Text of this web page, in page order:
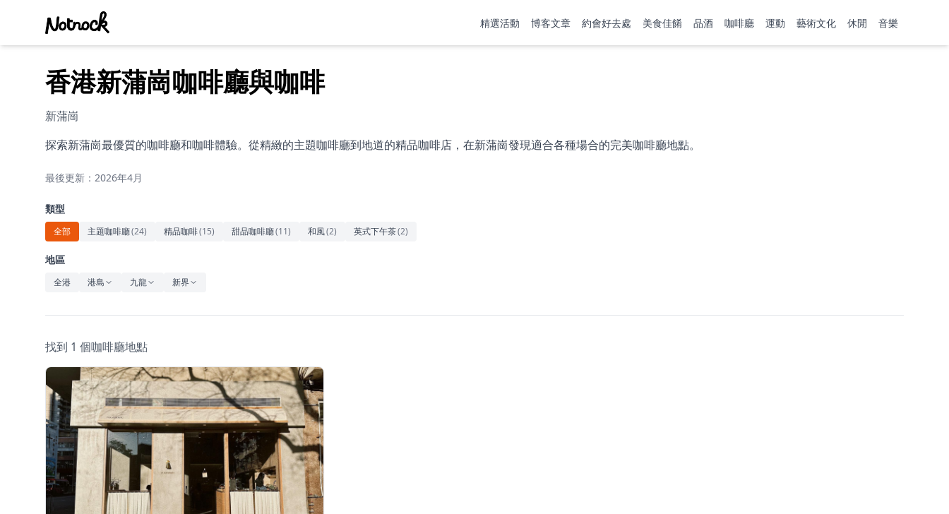
精選活動 博客文章 約會好去處 美食佳餚 品酒 咖啡廳 運動 藝術文化 休閒 音樂
香港新蒲崗咖啡廳與咖啡
新蒲崗
探索新蒲崗最優質的咖啡廳和咖啡體驗。從精緻的主題咖啡廳到地道的精品咖啡店，在新蒲崗發現適合各種場合的完美咖啡廳地點。
最後更新：2026年4月
類型
全部 主題咖啡廳(24) 精品咖啡(15) 甜品咖啡廳(11) 和風(2) 英式下午茶(2)
地區
全港 港島 九龍 新界
找到 1 個咖啡廳地點